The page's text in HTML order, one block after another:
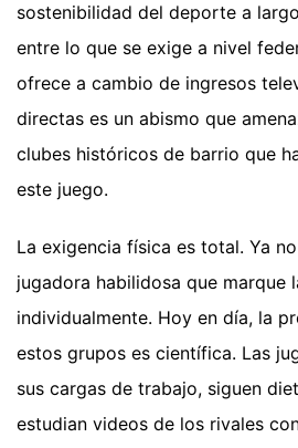
sostenibilidad del deporte a
entre lo que se exige a nivel
ofrece a cambio de ingresos
directas es un abismo que
clubes históricos de barrio que
este juego.
La exigencia física es total. Ya
jugadora habilidosa que marque
individualmente. Hoy en día, la
estos grupos es científica. Las
sus cargas de trabajo, siguen
estudian videos de los rivales